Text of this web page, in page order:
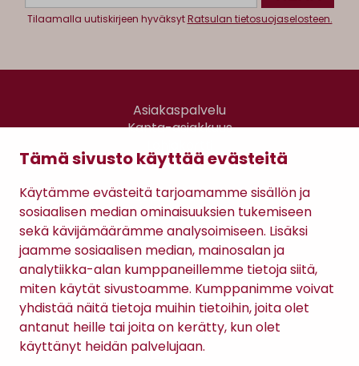
Tämä sivusto käyttää evästeitä
Käytämme evästeitä tarjoamamme sisällön ja
sosiaalisen median ominaisuuksien tukemiseen
sekä kävijämäärämme analysoimiseen. Lisäksi
jaamme sosiaalisen median, mainosalan ja
analytiikka-alan kumppaneillemme tietoja siitä,
miten käytät sivustoamme. Kumppanimme voivat
yhdistää näitä tietoja muihin tietoihin, joita olet
antanut heille tai joita on kerätty, kun olet
käyttänyt heidän palvelujaan.
Tilaamalla uutiskirjeen hyväksytRatsulan tietosuojaselosteen.
Asiakaspalvelu
Kanta-asiakkuus
Gomee Ratsula Café
Sopimusehdot
Tietosuojaseloste
Maksutavat